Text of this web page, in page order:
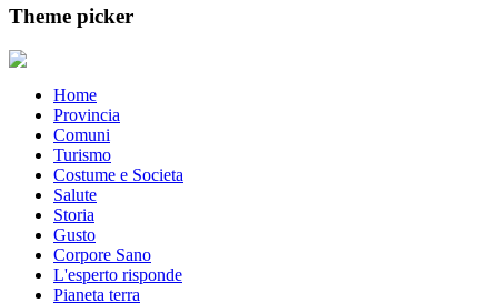
Theme picker
Home
Provincia
Comuni
Turismo
Costume e Societa
Salute
Storia
Gusto
Corpore Sano
L'esperto risponde
Pianeta terra